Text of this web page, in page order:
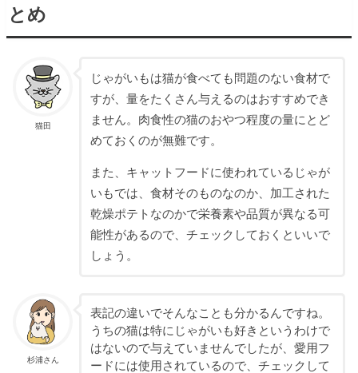
とめ
猫田
じゃがいもは猫が食べても問題のない食材で
すが、量をたくさん与えるのはおすすめでき
ません。肉食性の猫のおやつ程度の量にとど
めておくのが無難です。
また、キャットフードに使われているじゃが
いもでは、食材そのものなのか、加工された
乾燥ポテトなのかで栄養素や品質が異なる可
能性があるので、チェックしておくといいで
しょう。
杉浦さん
表記の違いでそんなことも分かるんですね。
うちの猫は特にじゃがいも好きというわけで
はないので与えていませんでしたが、愛用フ
ードには使用されているので、チェックして